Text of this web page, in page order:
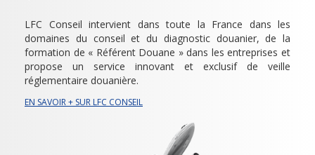
LFC Conseil intervient dans toute la France dans les
domaines du conseil et du diagnostic douanier, de la
formation de « Référent Douane » dans les entreprises et
propose un service innovant et exclusif de veille
réglementaire douanière.
EN SAVOIR + SUR LFC CONSEIL